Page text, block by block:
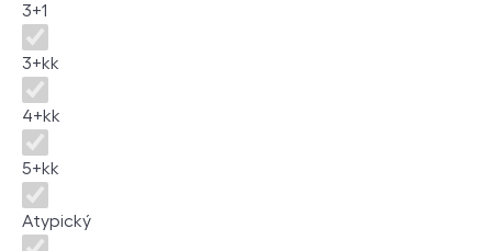
3+1
3+kk
4+kk
5+kk
Atypický